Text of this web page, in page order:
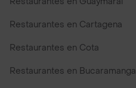
Restaurantes en Cartagena
Restaurantes en Cota
Restaurantes en Bucaramanga